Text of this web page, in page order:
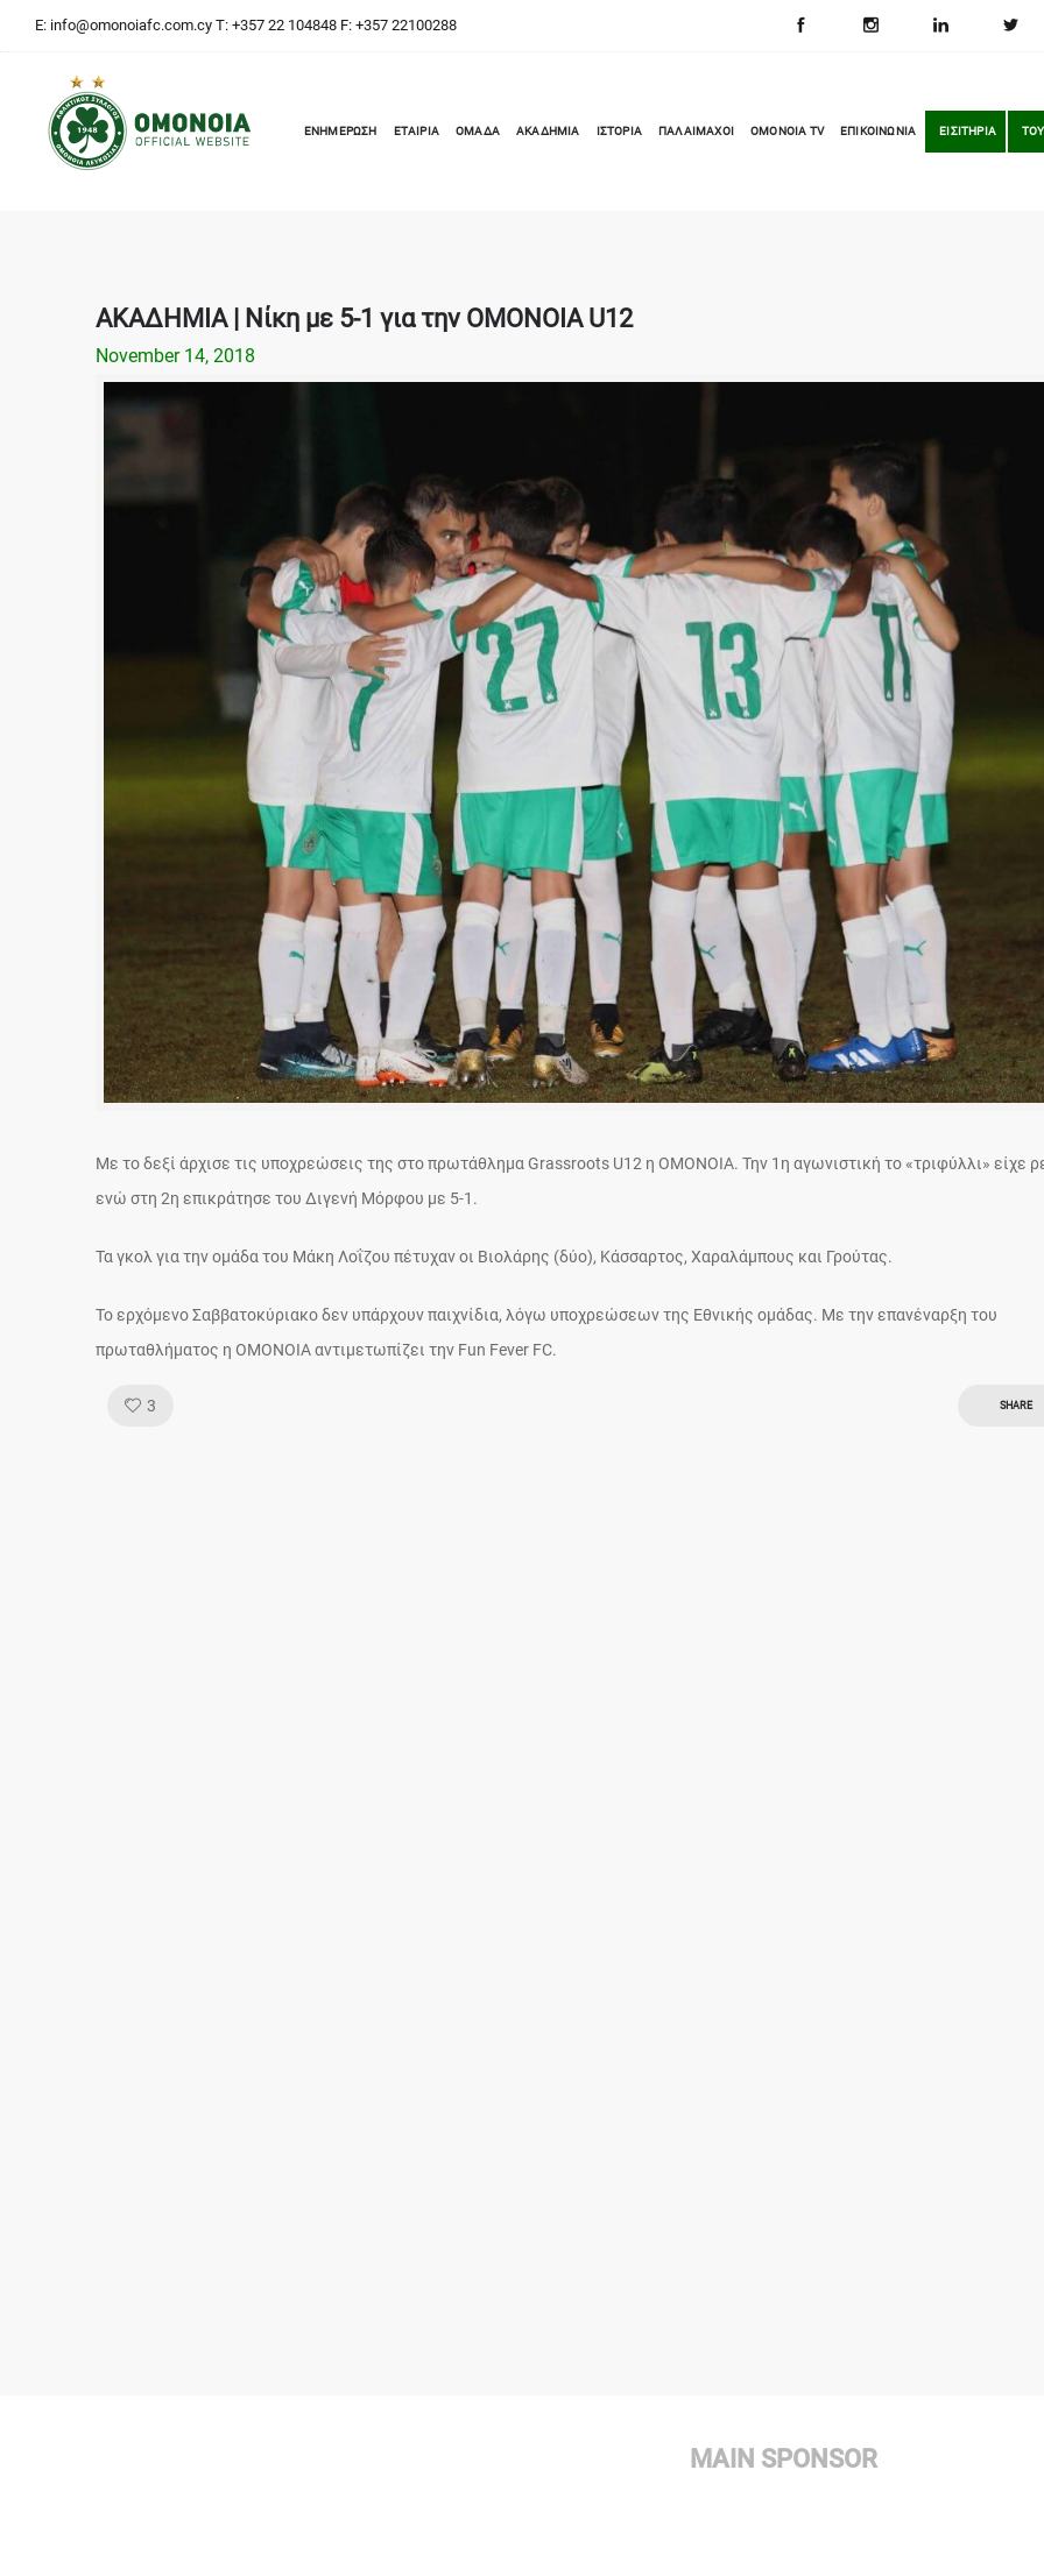
E: info@omonoiafc.com.cy T: +357 22 104848 F: +357 22100288
ΕΝΗΜΕΡΩΣΗ ΕΤΑΙΡΙΑ ΟΜΑΔΑ ΑΚΑΔΗΜΙΑ ΙΣΤΟΡΙΑ ΠΑΛΑΙΜΑΧΟΙ OMONOIA TV ΕΠΙΚΟΙΝΩΝΙΑ ΕΙΣΙΤΗΡΙΑ
ΑΚΑΔΗΜΙΑ | Νίκη με 5-1 για την ΟΜΟΝΟΙΑ U12
November 14, 2018
Με το δεξί άρχισε τις υποχρεώσεις της στο πρωτάθλημα Grassroots U12 η ΟΜΟΝΟΙΑ. Την 1η αγωνιστική το «τριφύλλι» είχε
ενώ στη 2η επικράτησε του Διγενή Μόρφου με 5-1.
Τα γκολ για την ομάδα του Μάκη Λοΐζου πέτυχαν οι Βιολάρης (δύο), Κάσσαρτος, Χαραλάμπους και Γρούτας.
Το ερχόμενο Σαββατοκύριακο δεν υπάρχουν παιχνίδια, λόγω υποχρεώσεων της Εθνικής ομάδας. Με την επανέναρξη του
πρωταθλήματος η ΟΜΟΝΟΙΑ αντιμετωπίζει την Fun Fever FC.
3 SHARE
MAIN SPONSOR